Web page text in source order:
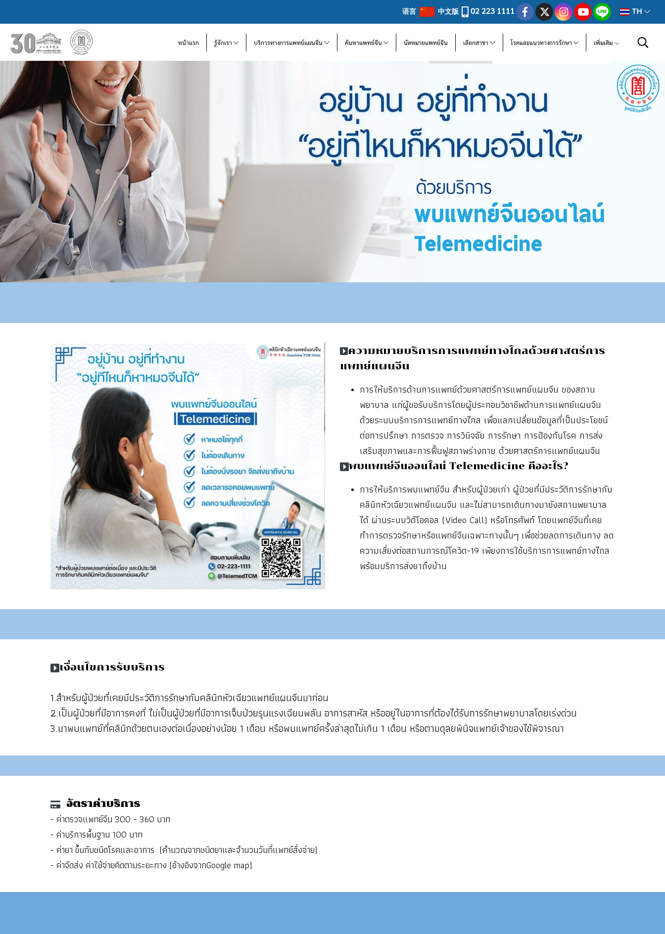
语言 中文版 02 223 1111 TH
หน้าแรก รู้จักเรา บริการทางการแพทย์แผนจีน ค้นหาแพทย์จีน นัดหมายแพทย์จีน เลือกสาขา โรคและแนวทางการรักษา เพิ่มเติม
ความหมายบริการการแพทย์ทางไกลด้วยศาสตร์การ
แพทย์แผนจีน
การให้บริการด้านการแพทย์ด้วยศาสตร์การแพทย์แผนจีน ของสถาน
พยาบาล แก่ผู้ขอรับบริการโดยผู้ประกอบวิชาชีพด้านการแพทย์แผนจีน
ด้วยระบบบริการการแพทย์ทางไกล เพื่อแลกเปลี่ยนข้อมูลที่เป็นประโยชน์
ต่อการปรึกษา การตรวจ การวินิจฉัย การรักษา การป้องกันโรค การส่ง
เสริมสุขภาพและการฟื้นฟูสภาพร่างกาย ด้วยศาสตร์การแพทย์แผนจีน
พบแพทย์จีนออนไลน์ Telemedicine คืออะไร?
การให้บริการพบแพทย์จีน สำหรับผู้ป่วยเก่า ผู้ป่วยที่มีประวัติการรักษากับ
คลินิกหัวเฉียวแพทย์แผนจีน และไม่สามารถเดินทางมายังสถานพยาบาล
ได้ ผ่านระบบวิดีโอคอล (Video Call) หรือโทรศัพท์ โดยแพทย์จีนที่เคย
ทำการตรวจรักษาหรือแพทย์จีนเฉพาะทางนั้นๆ เพื่อช่วยลดการเดินทาง ลด
ความเสี่ยงต่อสถานการณ์โควิด-19 เพียงการใช้บริการการแพทย์ทางไกล
พร้อมบริการส่งยาถึงบ้าน
เงื่อนไขการรับบริการ
1.สำหรับผู้ป่วยที่เคยมีประวัติการรักษากับคลินิกหัวเฉียวแพทย์แผนจีนมาก่อน
2.เป็นผู้ป่วยที่มีอาการคงที่ ไม่เป็นผู้ป่วยที่มีอาการเจ็บป่วยรุนแรงเฉียบพลัน อาการสาหัส หรืออยู่ในอาการที่ต้องได้รับการรักษาพยาบาลโดยเร่งด่วน
3.มาพบแพทย์ที่คลินิกด้วยตนเองต่อเนื่องอย่างน้อย 1 เดือน หรือพบแพทย์ครั้งล่าสุดไม่เกิน 1 เดือน หรือตามดุลยพินิจแพทย์เจ้าของไข้พิจารณา
อัตราค่าบริการ
- ค่าตรวจแพทย์จีน 300 – 360 บาท
- ค่าบริการพื้นฐาน 100 บาท
- ค่ายา ขึ้นกับชนิดโรคและอาการ (คำนวณจากชนิดยาและจำนวนวันที่แพทย์สั่งจ่าย)
- ค่าจัดส่ง ค่าใช้จ่ายคิดตามระยะทาง (อ้างอิงจากGoogle map)